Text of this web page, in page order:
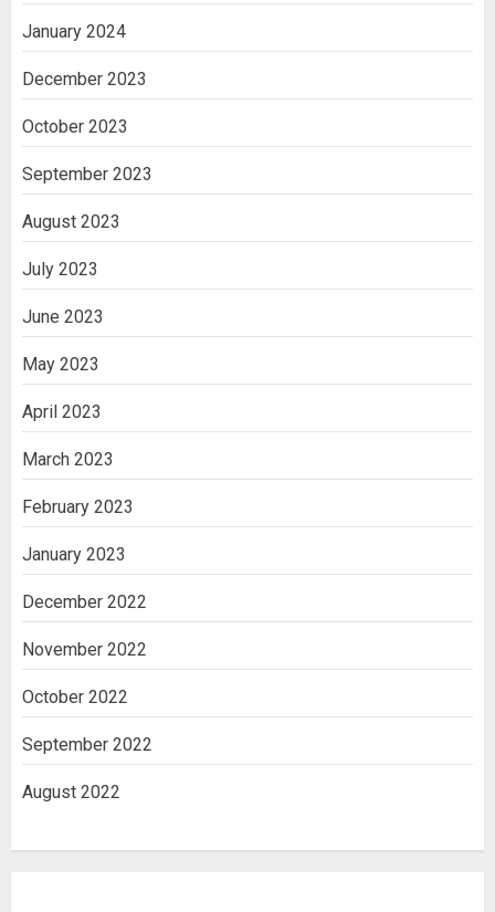
January 2024
December 2023
October 2023
September 2023
August 2023
July 2023
June 2023
May 2023
April 2023
March 2023
February 2023
January 2023
December 2022
November 2022
October 2022
September 2022
August 2022